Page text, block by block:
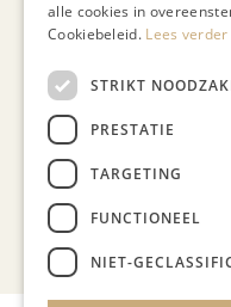
Bekijk alle artikelen
alle cookies in
Cookiebeleid. Lees verder
STRIKT
PRESTATIE
TARGETING
FUNCTIONEEL
NIET-